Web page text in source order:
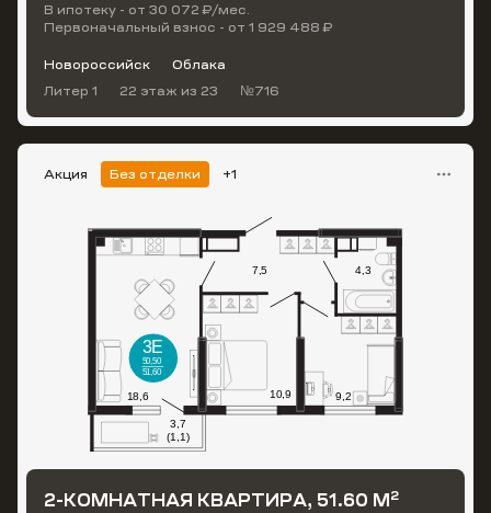
В ипотеку - от 30 072 ₽/мес.
Первоначальный взнос - от 1 929 488 ₽
Новороссийск
Облака
Литер 1
22 этаж из 23 №716
Акция Без отделки +1
2-КОМНАТНАЯ КВАРТИРА, 51.60 М2